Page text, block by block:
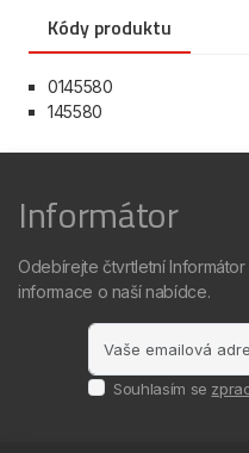
Kódy produktu
0145580
145580
Informátor
Odebírejte čtvrtletní
informace o naší nabídce.
Souhlasím se